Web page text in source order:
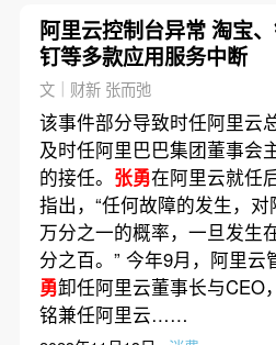
阿里云控制台异常 淘宝
钉等多款应用服务中断
文｜财新 张而弛
该事件部分导致时任阿里云
及时任阿里巴巴集团董事会
的接任。 张勇在阿里云就任
指出，“任何故障的发生，
万分之一的概率，一旦发生
分之百。” 今年9月，阿里云
勇卸任阿里云董事长与CEO
铭兼任阿里云……